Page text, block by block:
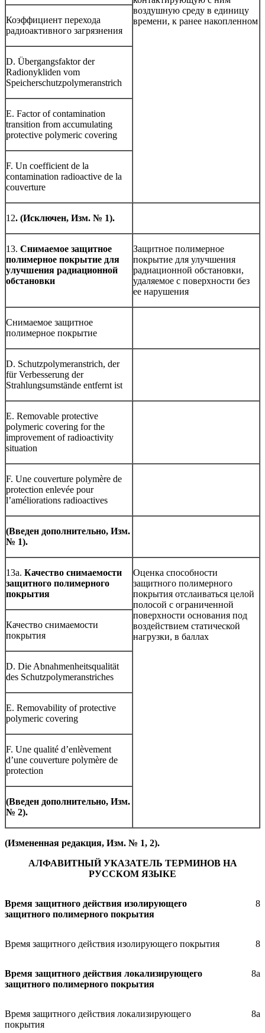
воздушную среду в единицу
времени, к ранее накопленном
Коэффициент перехода
радиоактивного загрязнения
D. Übergangsfaktor der
Radionykliden vom
Speicherschutzpolymeranstrich
E. Factor of contamination
transition from accumulating
protective polymeric covering
F. Un coefficient de la
contamination radioactive de la
couverture
12. (Исключен, Изм. № 1).
13. Снимаемое защитное
полимерное покрытие для
улучшения радиационной
обстановки
Защитное полимерное
покрытие для улучшения
радиационной обстановки,
удаляемое с поверхности без
ее нарушения
Снимаемое защитное
полимерное покрытие
D. Schutzpolymeranstrich, der
für Verbesserung der
Strahlungsumstände entfernt ist
E. Removable protective
polymeric covering for the
improvement of radioactivity
situation
F. Une couverture polymère de
protection enlevée pour
l’améliorations radioactives
(Введен дополнительно, Изм.
№ 1).
13а. Качество снимаемости
защитного полимерного
покрытия
Оценка способности
защитного полимерного
покрытия отслаиваться целой
полосой с ограниченной
поверхности основания под
воздействием статической
нагрузки, в баллах
Качество снимаемости
покрытия
D. Die Abnahmenheitsqualität
des Schutzpolymeranstriches
E. Removability of protective
polymeric covering
F. Une qualité d’enlèvement
d’une couverture polymère de
protection
(Введен дополнительно, Изм.
№ 2).
(Измененная редакция, Изм. № 1, 2).
АЛФАВИТНЫЙ УКАЗАТЕЛЬ ТЕРМИНОВ НА
РУССКОМ ЯЗЫКЕ
Время защитного действия изолирующего
защитного полимерного покрытия
8
Время защитного действия изолирующего покрытия 8
Время защитного действия локализирующего
защитного полимерного покрытия
8а
Время защитного действия локализирующего
покрытия
8а